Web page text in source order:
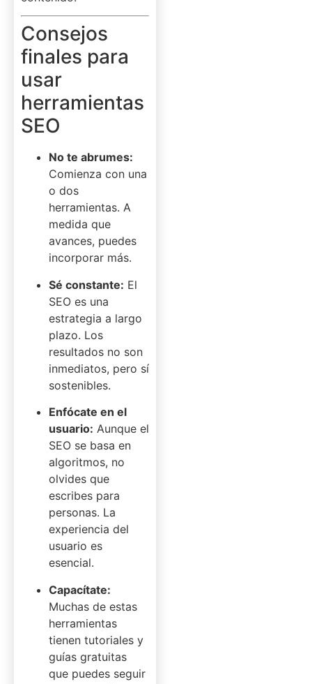
Consejos
finales para
usar
herramientas
SEO
No te abrumes:
Comienza con una
o dos
herramientas. A
medida que
avances, puedes
incorporar más.
Sé constante: El
SEO es una
estrategia a largo
plazo. Los
resultados no son
inmediatos, pero sí
sostenibles.
Enfócate en el
usuario: Aunque el
SEO se basa en
algoritmos, no
olvides que
escribes para
personas. La
experiencia del
usuario es
esencial.
Capacítate:
Muchas de estas
herramientas
tienen tutoriales y
guías gratuitas
que puedes seguir